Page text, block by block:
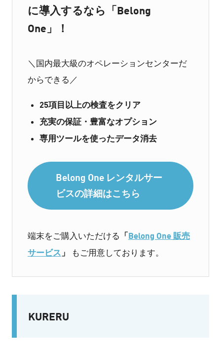
に導入するなら「Belong
One」！
＼国内最大級のオペレーションセンターだ
からできる／
25項目以上の検査をクリア
充実の保証・豊富なオプション
専用ツールを使ったデータ消去
Belong One レンタルサー
ビスの詳細はこちら
端末をご購入いただける 「Belong One 販売
サービス 」 もご用意しております。
KURERU